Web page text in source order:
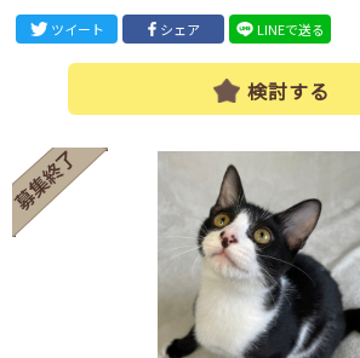
ツイート シェア LINEで送る
検討する